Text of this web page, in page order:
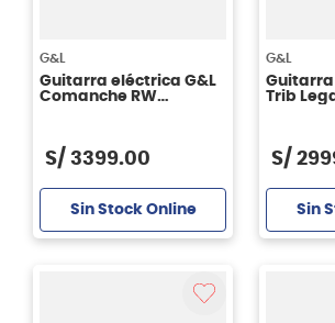
G&L
Guitarra eléctrica G&L
Comanche RW
S/ 3399.00
Sin Stock Online
G&L
Guitarra
Trib
S/
Sin